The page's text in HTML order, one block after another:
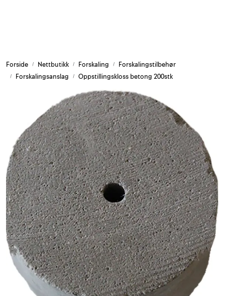
Forside Nettbutikk Forskaling
Forskalingstilbehør
Forskalingsanslag
Oppstillingskloss betong 200stk
Belysning og sesong
Festemateriell
Forskaling
Grunn og isolasjon
HMS
Innstøpningsgods
Mur og mørtel
Trelast og finer